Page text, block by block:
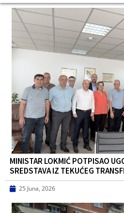
MINISTAR LOKMIĆ POTPISAO
SREDSTAVA IZ TEKUĆEG
25 Juna, 2026